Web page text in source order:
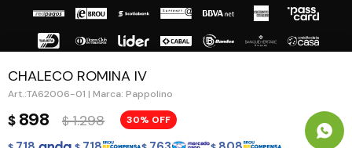
CHALECO ROMINA IV
TA62006-01 | Marca: Pappolino
$ 898 $ 1.298 30